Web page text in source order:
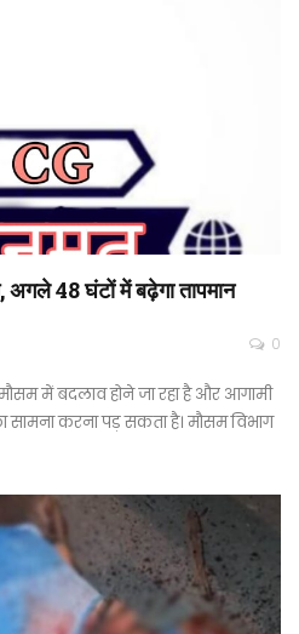
अगले 48 घंटों में बढ़ेगा तापमान
0
में बदलाव होने जा रहा है और आगामी
सामना करना पड़ सकता है। मौसम विभाग